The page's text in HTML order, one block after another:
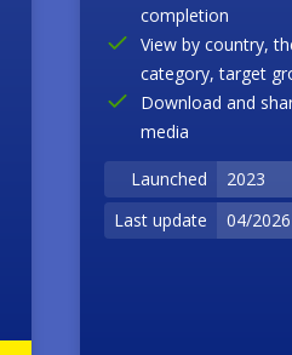
completion
View by country,
category, target
Download and
media
Launched
2023
Last update
04/2026